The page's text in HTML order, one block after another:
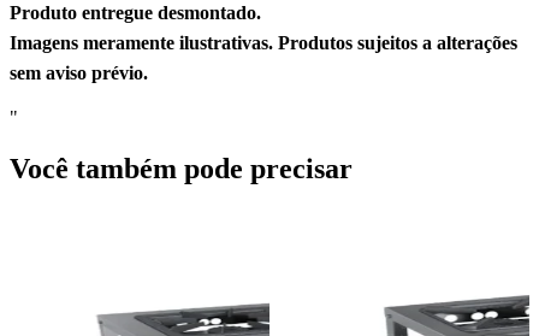
Produto entregue desmontado.
Imagens meramente ilustrativas. Produtos sujeitos a alterações
sem aviso prévio.
"
Você também pode precisar